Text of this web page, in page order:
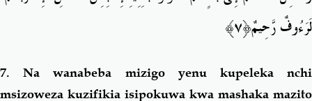
لَرَءُوفٌ رَّحِيمٌ﴿٧﴾
7.Na wanabeba mizigo yenu kupeleka nchi
msizoweza kuzifikia isipokuwa kwa mashaka mazito